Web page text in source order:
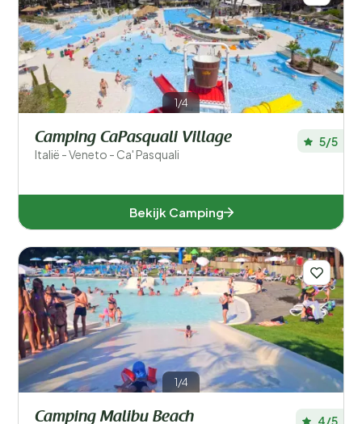
1/4
Camping CaPasquali Village
Italië - Veneto - Ca' Pasquali
5/5
Bekijk Camping
1/4
Camping Malibu Beach 4/5